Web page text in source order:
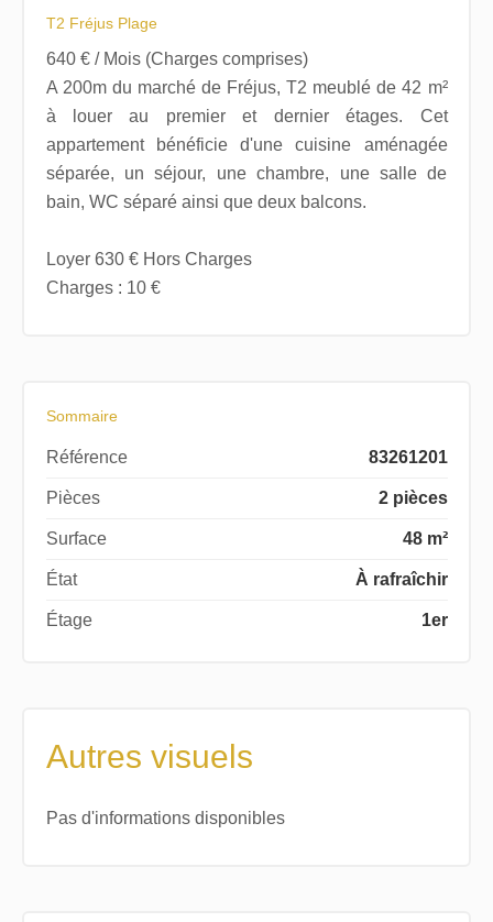
T2 Fréjus Plage
640 € / Mois (Charges comprises)
A 200m du marché de Fréjus, T2 meublé de 42 m²
à louer au premier et dernier étages. Cet
appartement bénéficie d'une cuisine aménagée
séparée, un séjour, une chambre, une salle de
bain, WC séparé ainsi que deux balcons.
Loyer 630 € Hors Charges
Charges : 10 €
Sommaire
Référence 83261201
Pièces 2 pièces
Surface 48 m²
État À rafraîchir
Étage 1er
Autres visuels
Pas d'informations disponibles